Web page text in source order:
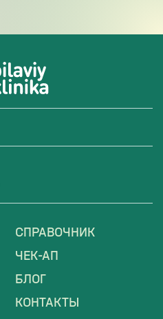
СПРАВОЧНИК
ЧЕК-АП
БЛОГ
КОНТАКТЫ